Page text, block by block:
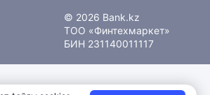
© 2026 Bank.kz
ТОО «Финтехмаркет»
БИН 231140011117